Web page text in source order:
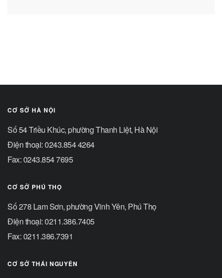
CƠ SỞ HÀ NỘI
Số 54 Triều Khúc, phường Thanh Liệt, Hà Nội
Điện thoại: 0243.854 4264
Fax: 0243.854 7695
CƠ SỞ PHÚ THỌ
Số 278 Lam Sơn, phường Vĩnh Yên, Phú Thọ
Điện thoại: 0211.386.7405
Fax: 0211.386.7391
CƠ SỞ THÁI NGUYÊN